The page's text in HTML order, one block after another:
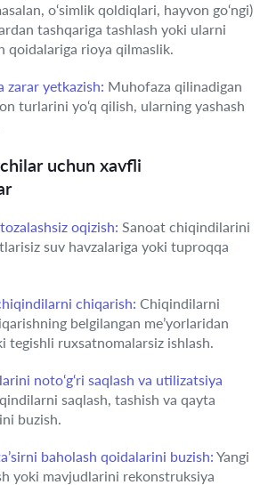
o‘simlik qoldiqlari, hayvon go‘ngi)
tashqariga tashlash yoki ularni
qoidalariga rioya qilmaslik.
zarar yetkazish: Muhofaza qilinadigan
turlarini yo‘q qilish, ularning yashash
uchun xavfli
oqizish: Sanoat chiqindilarini
suv havzalariga yoki tuproqqa
chiqarish: Chiqindilarni
belgilangan me’yorlaridan
tegishli ruxsatnomalarsiz ishlash.
noto‘g‘ri saqlash va utilizatsiya
saqlash, tashish va qayta
buzish.
baholash qoidalarini buzish: Yangi
yoki mavjudlarini rekonstruksiya